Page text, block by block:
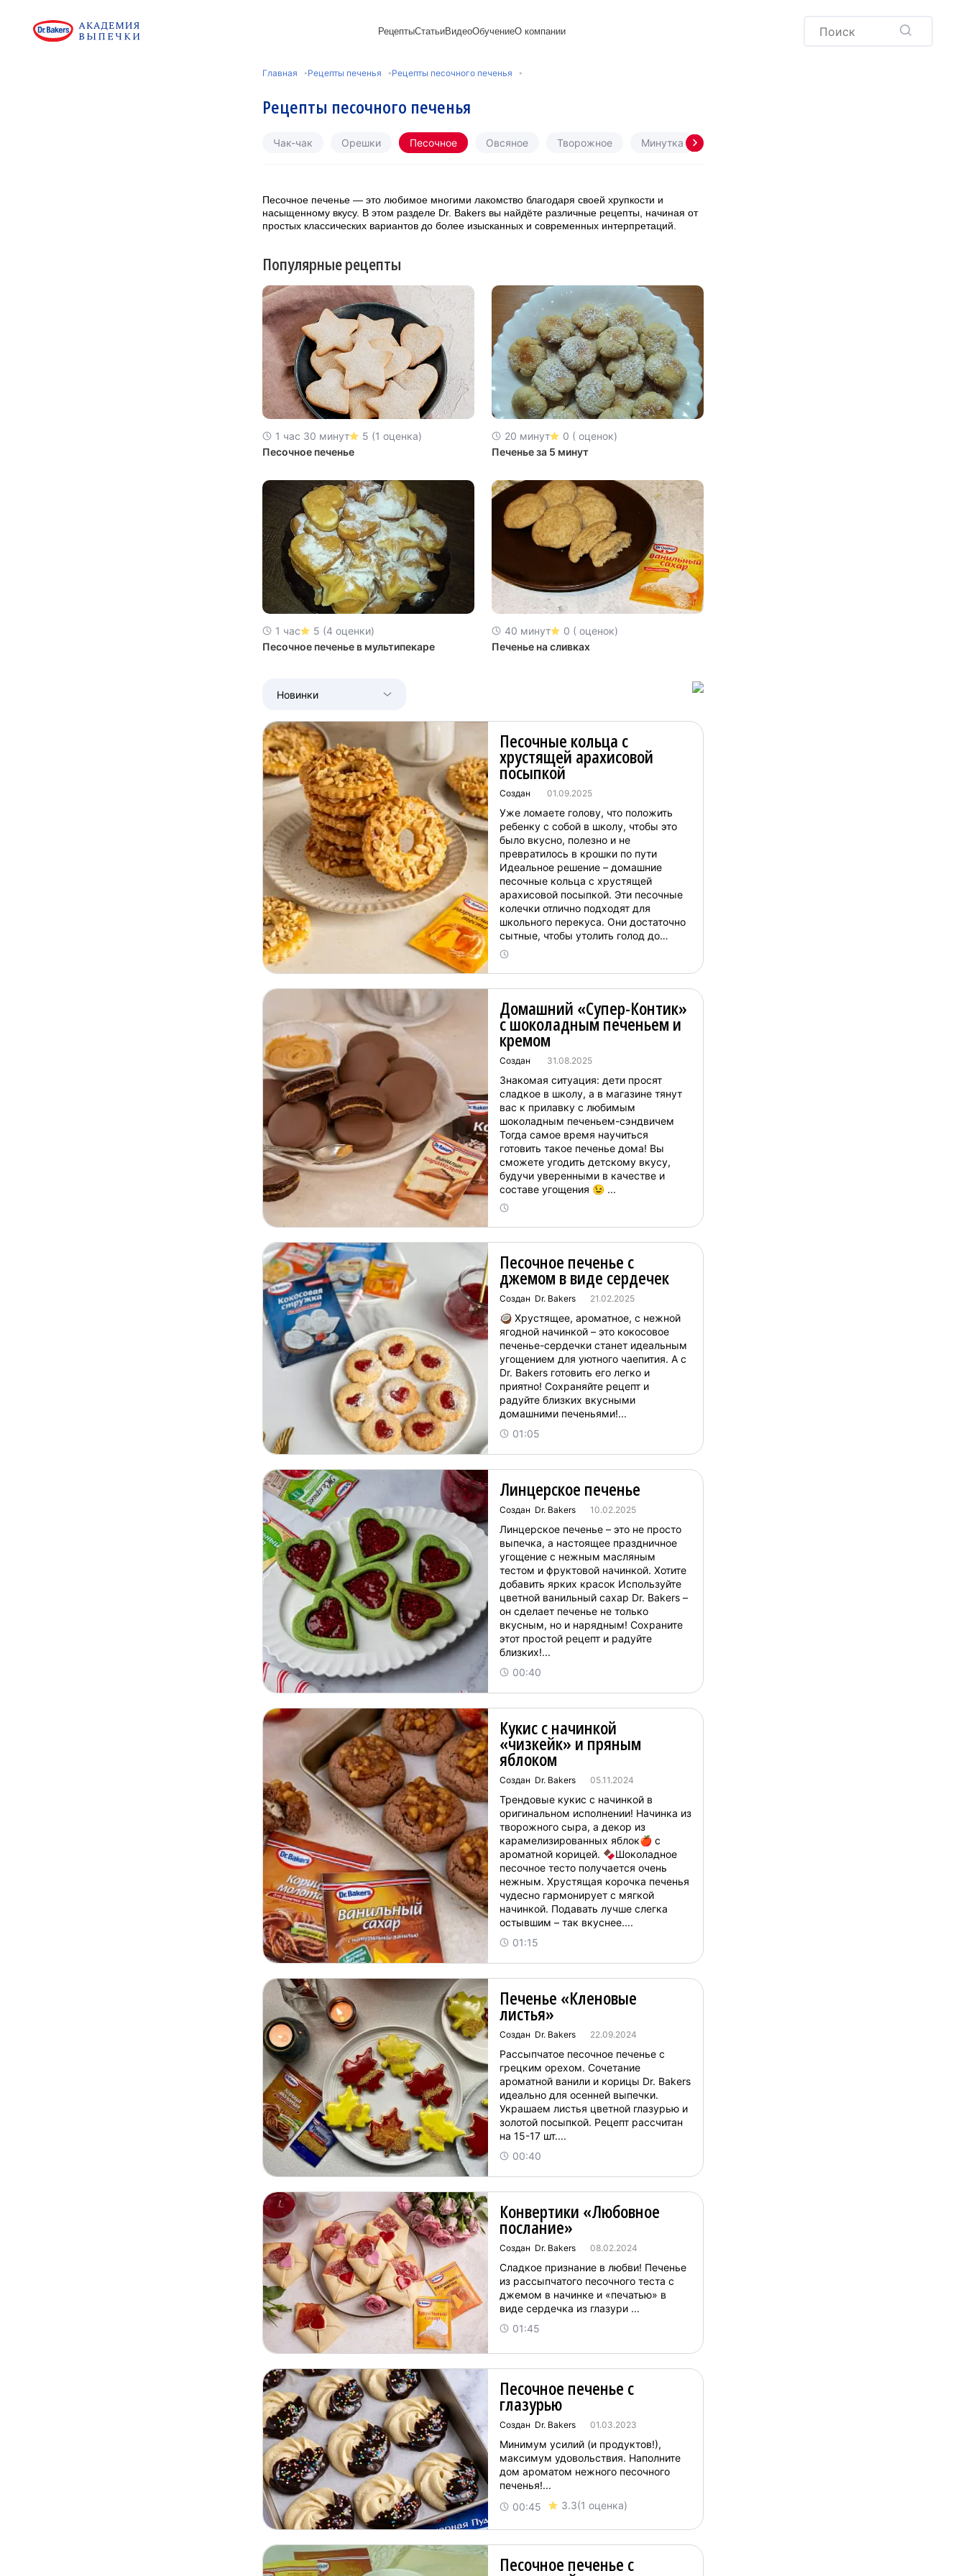
Рецепты
Рецепты блинов
Пасхальная выпечка
Рецепты пирогов
Пирожки
Сырники
Вафли
Напитки
Статьи
Лайфхаки
выпечка
Сезонная выпечка
Напитки и легкие
ВидеоОбучениеО компании
стандарт
Главная Рецепты печенья Рецепты песочного печенья
Рецепты песочного печенья
Чак-чак Орешки Песочное Овсяное Творожное Минутка
Песочное печенье — это любимое многими лакомство благодаря своей хрупкости и
насыщенному вкусу. В этом разделе Dr. Bakers вы найдёте различные рецепты, начиная от
простых классических вариантов до более изысканных и современных интерпретаций.
Популярные рецепты
1 час 30 минут
5 (1 оценка)
Песочное печенье
1 час
5 (4 оценки)
Песочное печенье в мультипекаре
20 минут
0 ( оценок)
Печенье за 5 минут
40 минут
0 ( оценок)
Печенье на сливках
Новинки
Песочные кольца с
хрустящей арахисовой
посыпкой
Создан 01.09.2025
Уже ломаете голову, что положить
ребенку с собой в школу, чтобы это
было вкусно, полезно и не
превратилось в крошки по пути
Идеальное решение – домашние
песочные кольца с хрустящей
арахисовой посыпкой. Эти песочные
колечки отлично подходят для
школьного перекуса. Они достаточно
сытные, чтобы утолить голод до
обеда или после уроков. Ваш
любимый школьник точно останется
доволен. ...
Домашний «Супер-Контик»
с шоколадным печеньем и
кремом
Создан 31.08.2025
Знакомая ситуация: дети просят
сладкое в школу, а в магазине тянут
вас к прилавку с любимым
шоколадным печеньем-сэндвичем
Тогда самое время научиться
готовить такое печенье дома! Вы
сможете угодить детскому вкусу,
будучи уверенными в качестве и
составе угощения 😉 ...
Песочное печенье с
джемом в виде сердечек
Создан Dr. Bakers 21.02.2025
01:05
🥥 Хрустящее, ароматное, с нежной
ягодной начинкой – это кокосовое
печенье-сердечки станет идеальным
угощением для уютного чаепития. А с
Dr. Bakers готовить его легко и
приятно! Сохраняйте рецепт и
радуйте близких вкусными
домашними печеньями!...
Линцерское печенье
Создан Dr. Bakers 10.02.2025
00:40
Линцерское печенье – это не просто
выпечка, а настоящее праздничное
угощение с нежным масляным
тестом и фруктовой начинкой. Хотите
добавить ярких красок Используйте
цветной ванильный сахар Dr. Bakers –
он сделает печенье не только
вкусным, но и нарядным! Сохраните
этот простой рецепт и радуйте
близких!...
Кукис с начинкой
«чизкейк» и пряным
яблоком
Создан Dr. Bakers 05.11.2024
01:15
Трендовые кукис с начинкой в
оригинальном исполнении! Начинка из
творожного сыра, а декор из
карамелизированных яблок🍎 с
ароматной корицей. 🍫Шоколадное
песочное тесто получается очень
нежным. Хрустящая корочка печенья
чудесно гармонирует с мягкой
начинкой. Подавать лучше слегка
остывшим – так вкуснее....
Печенье «Кленовые
листья»
Создан Dr. Bakers 22.09.2024
00:40
Рассыпчатое песочное печенье с
грецким орехом. Сочетание
ароматной ванили и корицы Dr. Bakers
идеально для осенней выпечки.
Украшаем листья цветной глазурью и
золотой посыпкой. Рецепт рассчитан
на 15-17 шт....
Конвертики «Любовное
послание»
Создан Dr. Bakers 08.02.2024
01:45
Сладкое признание в любви! Печенье
из рассыпчатого песочного теста с
джемом в начинке и «печатью» в
виде сердечка из глазури ...
Песочное печенье с
глазурью
Создан Dr. Bakers 01.03.2023
00:45 3.3(1 оценка)
Минимум усилий (и продуктов!),
максимум удовольствия. Наполните
дом ароматом нежного песочного
печенья!...
Песочное печенье с